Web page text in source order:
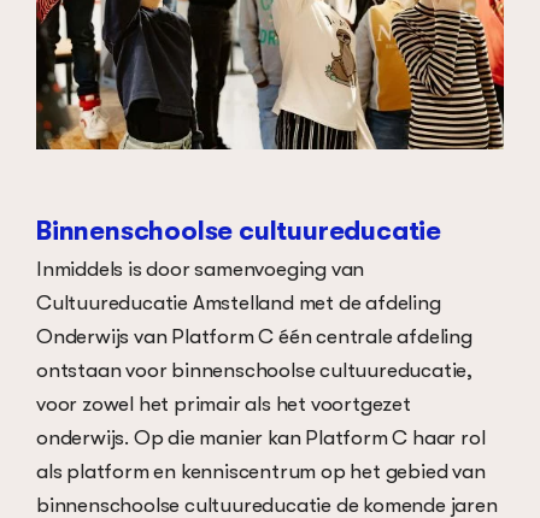
Binnenschoolse cultuureducatie
Inmiddels is door samenvoeging van
Cultuureducatie Amstelland met de afdeling
Onderwijs van Platform C één centrale afdeling
ontstaan voor binnenschoolse cultuureducatie,
voor zowel het primair als het voortgezet
onderwijs. Op die manier kan Platform C haar rol
als platform en kenniscentrum op het gebied van
binnenschoolse cultuureducatie de komende jaren